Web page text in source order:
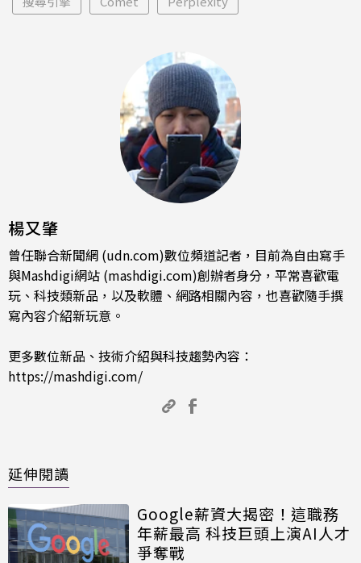
楊又肇
曾任聯合新聞網 (udn.com)數位頻道記者，目前為自由寫手
與Mashdigi網站 (mashdigi.com)創辦者身分，平常喜歡電
玩、科技類新品，以及軟體、網路相關內容，也喜歡隨手撰
寫內容介紹新玩意。
更多數位新品、技術介紹與科技趨勢內容：
https://mashdigi.com/
延伸閱讀
Google薪資大揭密！這職務
年薪最高 科技巨頭上演AI人才
爭奪戰